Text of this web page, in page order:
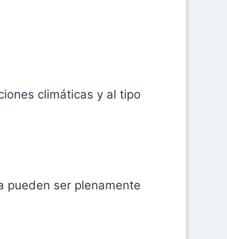
climáticas y al tipo
pueden ser plenamente